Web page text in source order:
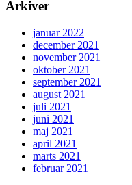
Arkiver
januar 2022
december 2021
november 2021
oktober 2021
september 2021
august 2021
juli 2021
juni 2021
maj 2021
april 2021
marts 2021
februar 2021